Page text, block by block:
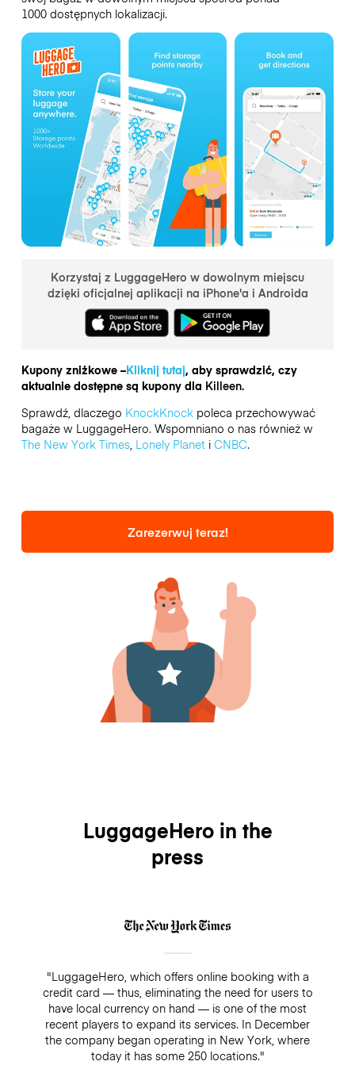
1000 dostępnych lokalizacji.
Korzystaj z LuggageHero w dowolnym miejscu
dzięki oficjalnej aplikacji na iPhone'a i Androida
Kupony zniżkowe –Kliknij tutaj, aby sprawdzić, czy
aktualnie dostępne są kupony dla Killeen.
Sprawdź, dlaczego KnockKnockpoleca przechowywać
bagaże w LuggageHero. Wspomniano o nas również w
The New York Times, Lonely Planeti CNBC.
Zarezerwuj teraz!
LuggageHero in the
press
"LuggageHero, which offers online booking with a
credit card — thus, eliminating the need for users to
have local currency on hand — is one of the most
recent players to expand its services. In December
the company began operating in New York, where
today it has some 250 locations."